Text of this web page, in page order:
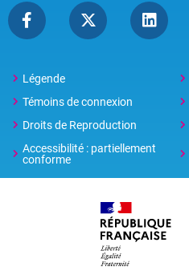
Légende
Témoins de connexion
Droits de Reproduction
Accessibilité : partiellement
conforme